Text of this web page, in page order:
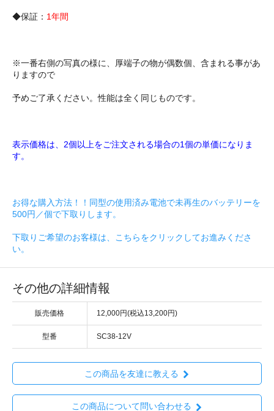
◆保証： 1年間
※一番右側の写真の様に、厚端子の物が偶数個、含まれる事があ
りますので
予めご了承ください。性能は全く同じものです。
表示価格は、2個以上をご注文される場合の1個の単価になりま
す。
お得な購入方法！！同型の使用済み電池で未再生のバッテリーを
500円／個で下取りします。
下取りご希望のお客様は、こちらをクリックしてお進みくださ
い。
その他の詳細情報
販売価格 12,000円(税込13,200円)
型番 SC38-12V
この商品を友達に教える
この商品について問い合わせる